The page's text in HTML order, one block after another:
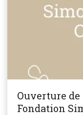
Ouverture de
Fondation